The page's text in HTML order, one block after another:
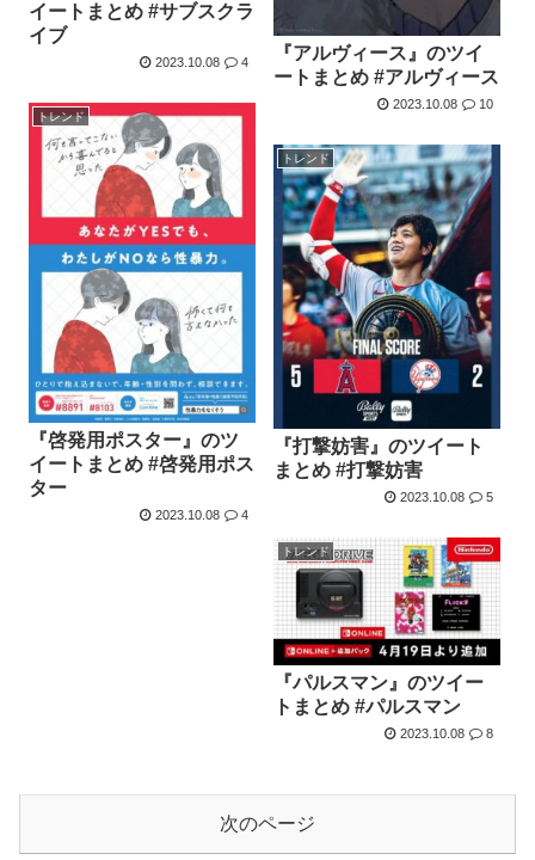
『アルヴィース』のツイ
ートまとめ #アルヴィース
2023.10.08 10
イートまとめ #サブスクラ
イブ
2023.10.08 4
トレンド
『啓発用ポスター』のツ
イートまとめ #啓発用ポス
ター
2023.10.08 4
トレンド
『打撃妨害』のツイート
まとめ #打撃妨害
2023.10.08 5
トレンド
『パルスマン』のツイー
トまとめ #パルスマン
2023.10.08 8
次のページ